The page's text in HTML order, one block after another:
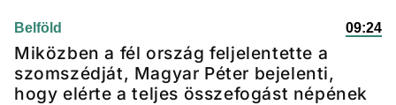
Belföld 09:24
Miközben a fél ország feljelentette a
szomszédját, Magyar Péter bejelenti,
hogy elérte a teljes összefogást népének